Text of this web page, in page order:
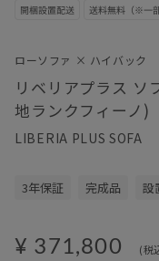
ローソファ × ハイバック
リベリアプラス ソ
地ランクフィーノ)
LIBERIA PLUS SOFA
3年保証 完成品 設
¥ 371,800 (税